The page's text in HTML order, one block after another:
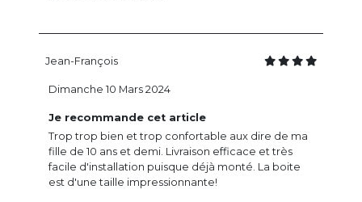
Jean-François
Je recommande cet article
Trop trop bien et trop confortable aux dire de ma
fille de 10 ans et demi. Livraison efficace et très
facile d'installation puisque déjà monté. La boite
est d'une taille impressionnante!
Dimanche 10 Mars 2024